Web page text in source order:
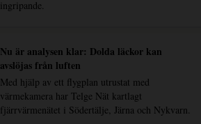
ingripande.
Nu är analysen klar: Dolda läckor kan
avslöjas från luften
Med hjälp av ett flygplan utrustat med
värmekamera har Telge Nät kartlagt
fjärrvärmenätet i Södertälje, Järna och Nykvarn.